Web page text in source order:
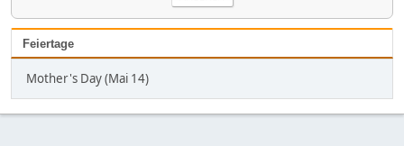
Feiertage
Mother's Day (Mai 14)